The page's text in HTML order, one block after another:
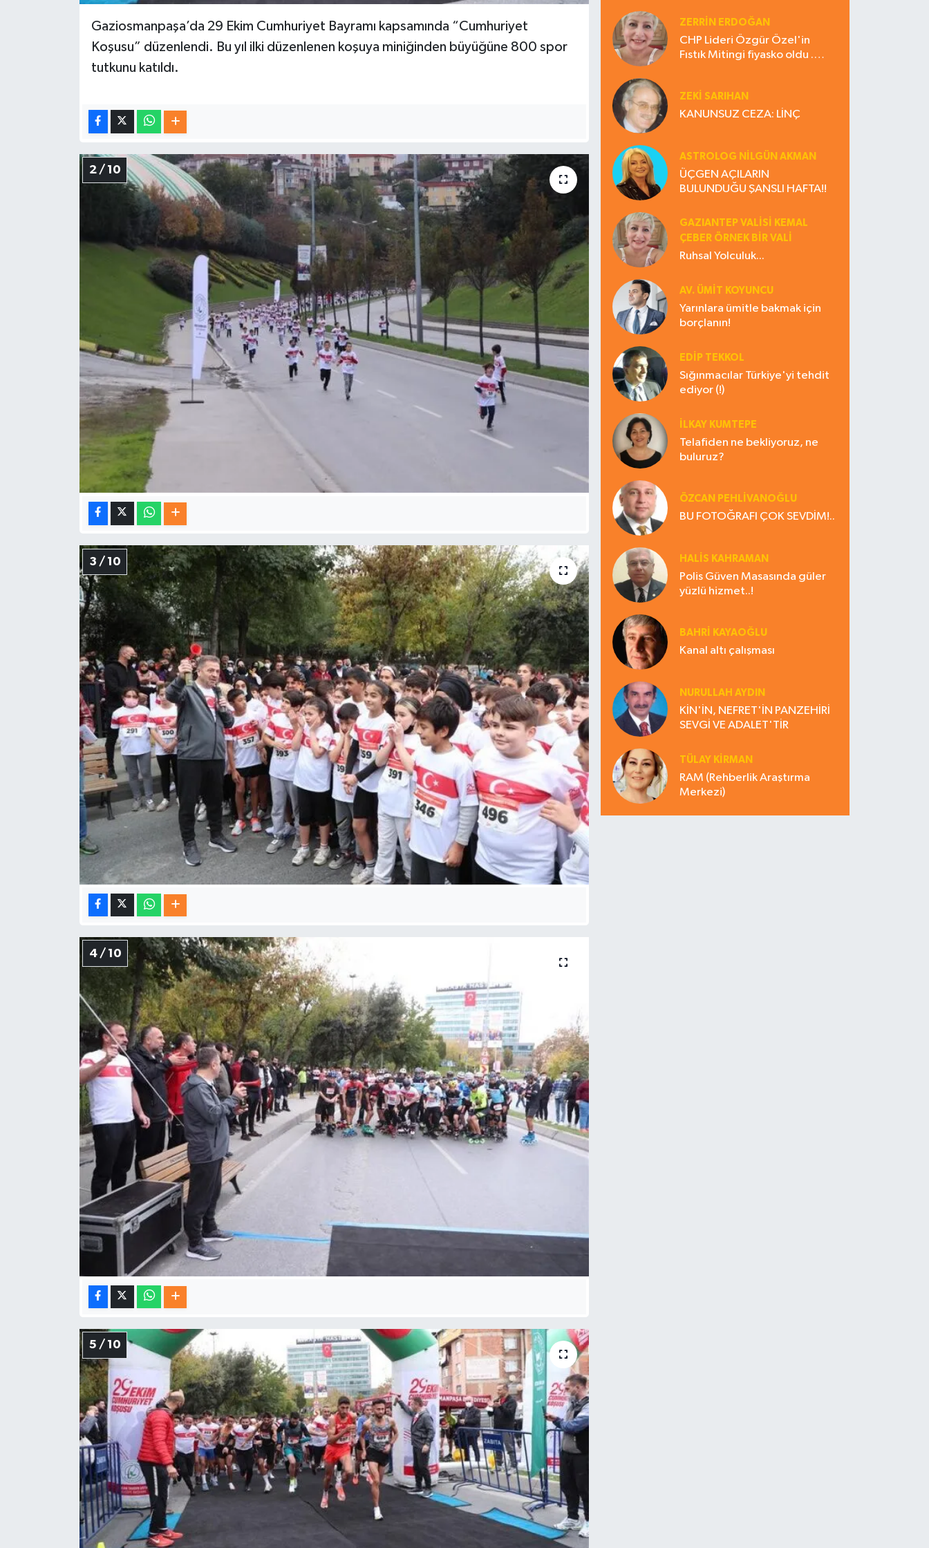
Gaziosmanpaşa’da 29 Ekim Cumhuriyet Bayramı kapsamında “Cumhuriyet
Koşusu” düzenlendi. Bu yıl ilki düzenlenen koşuya miniğinden büyüğüne 800 spor
tutkunu katıldı.
2 / 10
3 / 10
4 / 10
5 / 10
ZERRIN ERDOĞAN
CHP Lideri Özgür Özel'in
Fıstık Mitingi fiyasko oldu .
ZEKI SARIHAN
KANUNSUZ CEZA: LİNÇ
ASTROLOG NILGÜN AKMAN
ÜÇGEN AÇILARIN
BULUNDUĞU ŞANSLI HAFTA!!
GAZIANTEP VALISI KEMAL
ÇEBER ÖRNEK BİR VALİ
Ruhsal Yolculuk...
AV. ÜMIT KOYUNCU
Yarınlara ümitle bakmak için
borçlanın!
EDIP TEKKOL
Sığınmacılar Türkiye'yi tehdit
ediyor (!)
İLKAY KUMTEPE
Telafiden ne bekliyoruz, ne
buluruz?
ÖZCAN PEHLİVANOĞLU
BU FOTOĞRAFI ÇOK SEVDİM!..
HALIS KAHRAMAN
Polis Güven Masasında güler
yüzlü hizmet..!
BAHRI KAYAOĞLU
Kanal altı çalışması
NURULLAH AYDIN
KİN'İN, NEFRET'İN PANZEHİRİ
SEVGİ VE ADALET'TİR
TÜLAY KİRMAN
RAM (Rehberlik Araştırma
Merkezi)